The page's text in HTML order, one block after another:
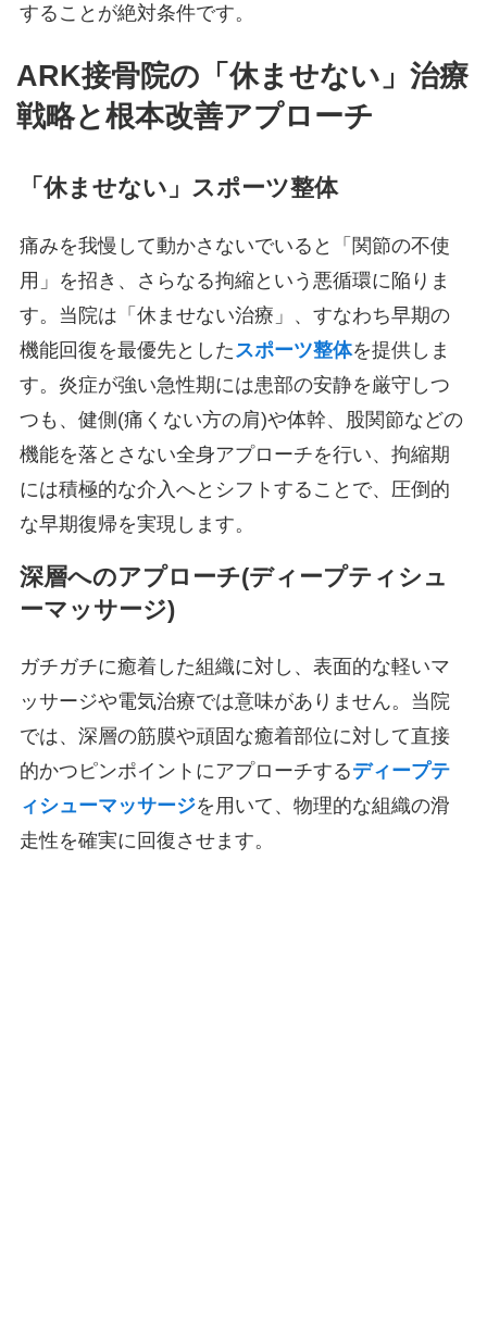
することが絶対条件です。
ARK接骨院の「休ませない」治療
戦略と根本改善アプローチ
「休ませない」スポーツ整体
痛みを我慢して動かさないでいると「関節の不使
用」を招き、さらなる拘縮という悪循環に陥りま
す。当院は「休ませない治療」、すなわち早期の
機能回復を最優先とした スポーツ整体を提供しま
す。炎症が強い急性期には患部の安静を厳守しつ
つも、健側(痛くない方の肩)や体幹、股関節などの
機能を落とさない全身アプローチを行い、拘縮期
には積極的な介入へとシフトすることで、圧倒的
な早期復帰を実現します。
深層へのアプローチ(ディープティシュ
ーマッサージ)
ガチガチに癒着した組織に対し、表面的な軽いマ
ッサージや電気治療では意味がありません。当院
では、深層の筋膜や頑固な癒着部位に対して直接
的かつピンポイントにアプローチするディープテ
ィシューマッサージを用いて、物理的な組織の滑
走性を確実に回復させます。